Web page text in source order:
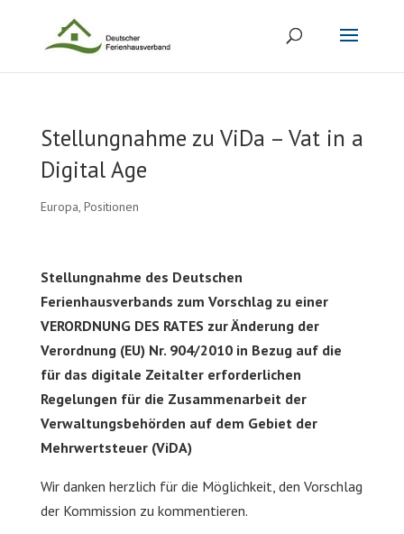
Stellungnahme zu ViDa – Vat in a
Digital Age
Europa, Positionen
Stellungnahme des Deutschen
Ferienhausverbands zum Vorschlag zu einer
VERORDNUNG DES RATES zur Änderung der
Verordnung (EU) Nr. 904/2010 in Bezug auf die
für das digitale Zeitalter erforderlichen
Regelungen für die Zusammenarbeit der
Verwaltungsbehörden auf dem Gebiet der
Mehrwertsteuer (ViDA)
Wir danken herzlich für die Möglichkeit, den Vorschlag
der Kommission zu kommentieren.